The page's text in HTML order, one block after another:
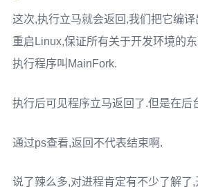
这次,执行立马就会返回,我们把它编
重启Linux,保证所有关于开发环境的
执行程序叫MainFork.
执行后可见程序立马返回了.但是在后
通过ps查看,返回不代表结束啊.
说了辣么多,对进程肯定有不少了解了